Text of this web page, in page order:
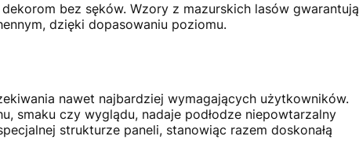
bez sęków. Wzory z mazurskich lasów gwarantują
dzięki dopasowaniu poziomu.
nawet najbardziej wymagających użytkowników.
smaku czy wyglądu, nadaje podłodze niepowtarzalny
strukturze paneli, stanowiąc razem doskonałą